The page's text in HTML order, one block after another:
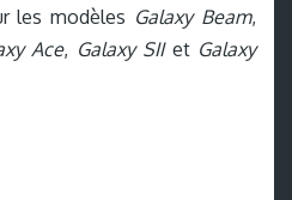
les modèles Galaxy Beam,
Ace, Galaxy SIIet Galaxy